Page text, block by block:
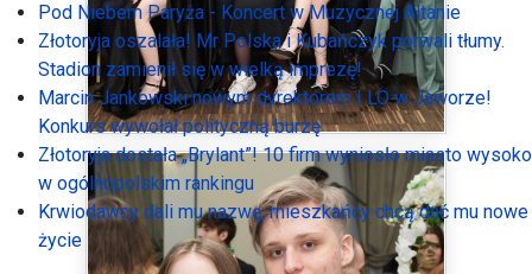
Pod Niebem Paryża - Koncert w Muzycznej Altanie
Złotoryja oszalała! Mr Polska i Kubańczyk porwali tłumy.
Stadion zamienił się w wielką imprezę!
Marcin Jankowski nowym dyrektorem I LO w Jaworze!
Konkurs wywołał polityczną burzę
Złotoryja dostała „Brylant”! 10 firm wyniosło miasto wysoko
w ogólnopolskim rankingu
Krwiodawcy dali mu nazwę, mieszkańcy chcą dać mu nowe
życie